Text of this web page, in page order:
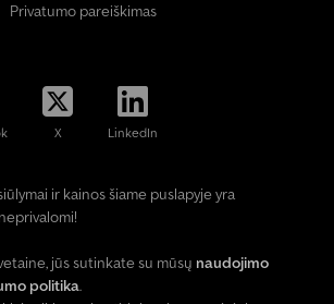
Privatumo pareiškimas
X LinkedIn
ir kainos šiame puslapyje yra
jūs sutinkate su mūsų naudojimo
politika.